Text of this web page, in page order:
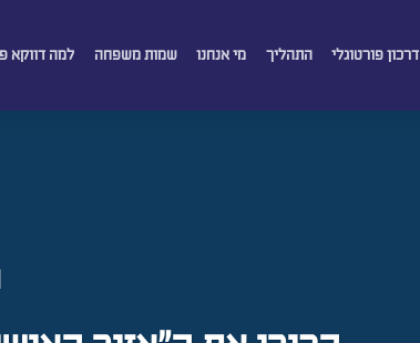
דרכון פורטוגלי התהליך מי אנחנו שמות משפחה למה דווקא